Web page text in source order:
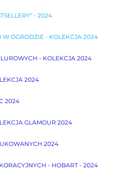
- 2024
W OGRODZIE - KOLEKCJA 2024
- KOLEKCJA 2024
2024
2024
GLAMOUR 2024
2024
- HOBART - 2024